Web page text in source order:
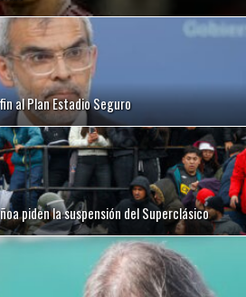
al Plan Estadio Seguro
piden la suspensión del Superclásico